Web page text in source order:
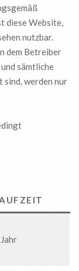
diese Website,
nutzbar.
dem Betreiber
sämtliche
sind, werden nur